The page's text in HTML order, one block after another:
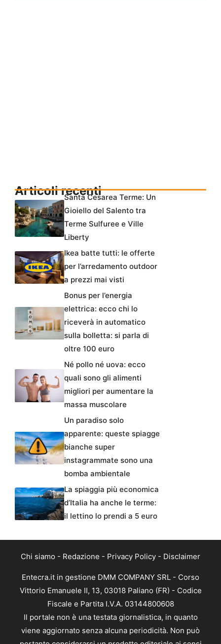
Articoli recentiSanta Cesarea Terme: Un
Gioiello del Salento tra
Terme Sulfuree e Ville
Liberty
Ikea batte tutti: le offerte
per l’arredamento outdoor
a prezzi mai visti
Bonus per l’energia
elettrica: ecco chi lo
riceverà in automatico
sulla bolletta: si parla di
oltre 100 euro
Né pollo né uova: ecco
quali sono gli alimenti
migliori per aumentare la
massa muscolare
Un paradiso solo
apparente: queste spiagge
bianche super
instagrammate sono una
bomba ambientale
La spiaggia più economica
d’Italia ha anche le terme:
il lettino lo prendi a 5 euro
Chi siamo - Redazione - Privacy Policy - Disclaimer
Entecra.it in gestione DMM COMPANY SRL - Corso
Vittorio Emanuele II, 13, 03018 Paliano (FR) - Codice
Fiscale e Partita I.V.A. 03144800608
Il portale non è una testata giornalistica, in quanto
viene aggiornato senza alcuna periodicità. Non può